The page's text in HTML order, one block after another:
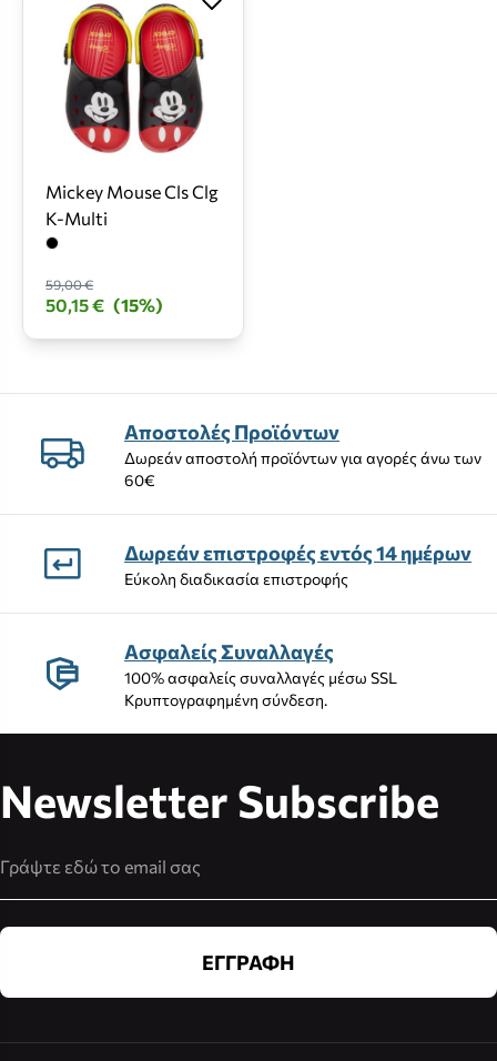
Mickey Mouse Cls Clg
K-Multi
59,00 €
50,15 € (15%)
Αποστολές Προϊόντων
Δωρεάν αποστολή προϊόντων για αγορές άνω των
60€
Δωρεάν επιστροφές εντός 14 ημέρων
Εύκολη διαδικασία επιστροφής
Ασφαλείς Συναλλαγές
100% ασφαλείς συναλλαγές μέσω SSL
Κρυπτογραφημένη σύνδεση.
Newsletter Subscribe
ΕΓΓΡΑΦΗ